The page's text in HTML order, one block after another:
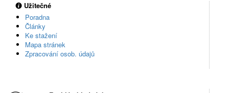
Užitečné
Poradna
Články
Ke stažení
Mapa stránek
Zpracování osob. údajů